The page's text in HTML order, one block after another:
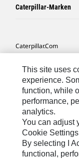
Caterpillar-Marken
Caterpillar.com
Meine Marketing-
Seitenübersicht
Cookie Settings
Rechtliche Hinweise
Datenschutz
This site uses
experience.
function, while
performance,
analytics.
You can adjust
Cookie
By selecting I
functional,